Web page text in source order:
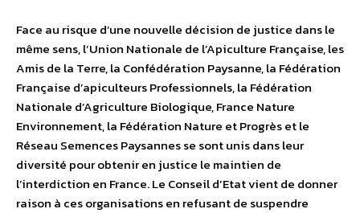
Face au risque d’une nouvelle décision de justice dans le
même sens, l’Union Nationale de l’Apiculture Française, les
Amis de la Terre, la Confédération Paysanne, la Fédération
Française d’apiculteurs Professionnels, la Fédération
Nationale d’Agriculture Biologique, France Nature
Environnement, la Fédération Nature et Progrès et le
Réseau Semences Paysannes se sont unis dans leur
diversité pour obtenir en justice le maintien de
l’interdiction en France. Le Conseil d’Etat vient de donner
raison à ces organisations en refusant de suspendre